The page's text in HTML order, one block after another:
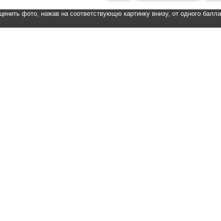
фото, нажав на соответствующю картинку внизу, от одного